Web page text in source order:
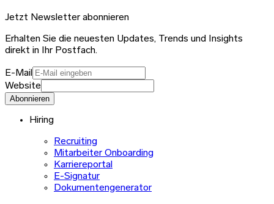
Jetzt Newsletter abonnieren
Erhalten Sie die neuesten Updates, Trends und Insights
direkt in Ihr Postfach.
E-Mail
Website
Abonnieren
Hiring
Recruiting
Mitarbeiter Onboarding
Karriereportal
E-Signatur
Dokumentengenerator